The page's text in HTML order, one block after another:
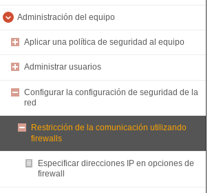
Administración del equipo
Aplicar una política de seguridad al equipo
Administrar usuarios
Configurar la configuración de seguridad de la
red
Restricción de la comunicación utilizando
firewalls
Especificar direcciones IP en opciones de
firewall